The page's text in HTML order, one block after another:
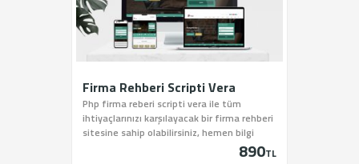
Firma Rehberi Scripti Vera
Php firma reberi scripti vera ile tüm
ihtiyaçlarınızı karşılayacak bir firma rehberi
sitesine sahip olabilirsiniz, hemen bilgi
890TL